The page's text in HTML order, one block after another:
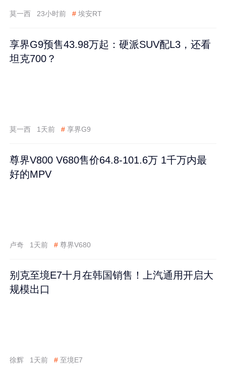
莫一西 23小时前 # 埃安RT
享界G9预售43.98万起：硬派SUV配L3，还看
坦克700？
莫一西 1天前 # 享界G9
尊界V800 V680售价64.8-101.6万 1千万内最
好的MPV
卢奇 1天前 # 尊界V680
别克至境E7十月在韩国销售！上汽通用开启大
规模出口
徐辉 1天前 # 至境E7